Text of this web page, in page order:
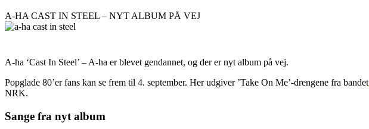
A-HA CAST IN STEEL – NYT ALBUM PÅ VEJ
A-ha ‘Cast In Steel’ – A-ha er blevet gendannet, og der er nyt album på vej.
Popglade 80’er fans kan se frem til 4. september. Her udgiver ’Take On Me’-drengene fra bandet
NRK.
Sange fra nyt album